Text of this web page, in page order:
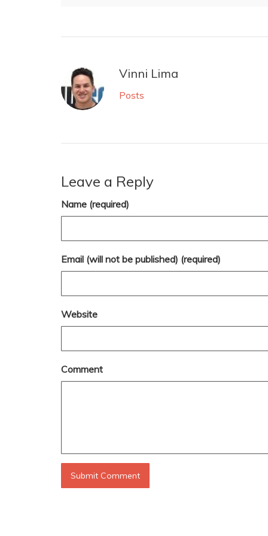
Vinni Lima
Posts
Leave a Reply
Name (required)
Email (will not be published) (required)
Website
Comment